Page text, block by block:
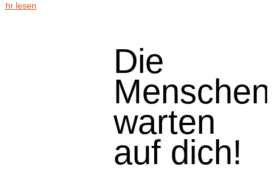
lesen
Die
Menschen
warten
auf dich!